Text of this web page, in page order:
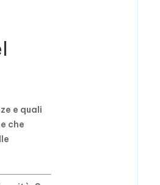
e quali
che